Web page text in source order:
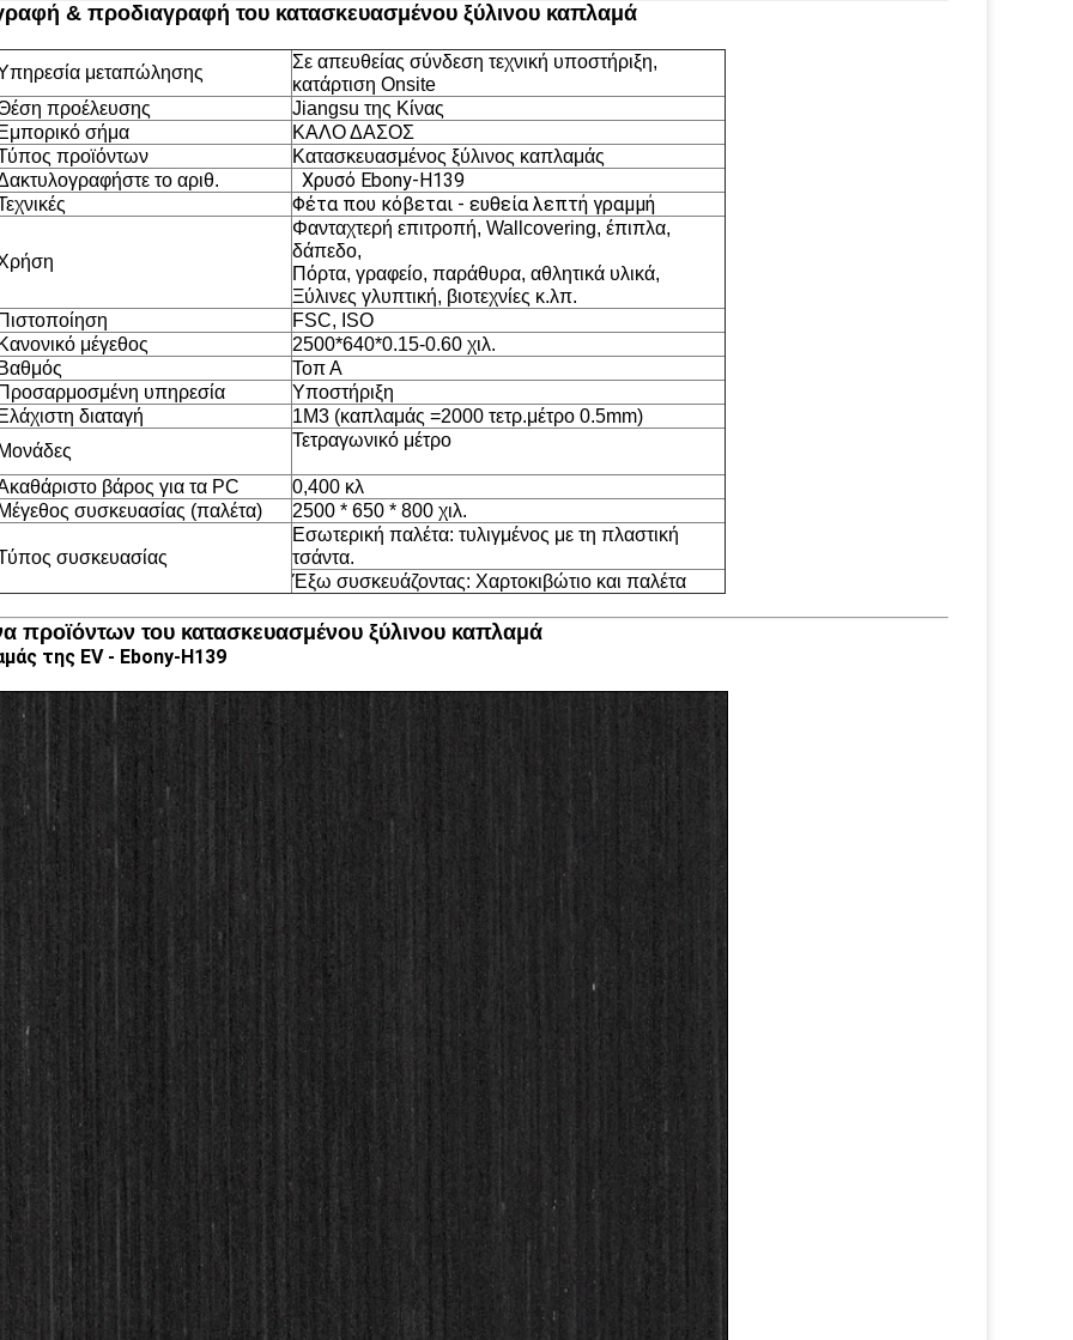
& προδιαγραφή του κατασκευασμένου ξύλινου καπλαμά
μεταπώλησης
Σε απευθείας σύνδεση τεχνική υποστήριξη,
κατάρτιση Onsite
προέλευσης
Jiangsu της Κίνας
σήμα
ΚΑΛΟ ΔΑΣΟΣ
προϊόντων
Κατασκευασμένος ξύλινος καπλαμάς
το αριθ.
Χρυσό Ebony-H139
Φέτα που κόβεται - ευθεία λεπτή γραμμή
Φανταχτερή επιτροπή, Wallcovering, έπιπλα,
δάπεδο,
Πόρτα, γραφείο, παράθυρα, αθλητικά υλικά,
Ξύλινες γλυπτική, βιοτεχνίες κ.λπ.
FSC, ISO
μέγεθος
2500*640*0.15-0.60 χιλ.
Τοπ Α
υπηρεσία
Υποστήριξη
διαταγή
1M3 (καπλαμάς =2000 τετρ.μέτρο 0.5mm)
Τετραγωνικό μέτρο
βάρος για τα PC
0,400 κλ
συσκευασίας (παλέτα)
2500 * 650 * 800 χιλ.
συσκευασίας
Εσωτερική παλέτα: τυλιγμένος με τη πλαστική
τσάντα.
Έξω συσκευάζοντας: Χαρτοκιβώτιο και παλέτα
προϊόντων του κατασκευασμένου ξύλινου καπλαμά
της EV - Ebony-H139